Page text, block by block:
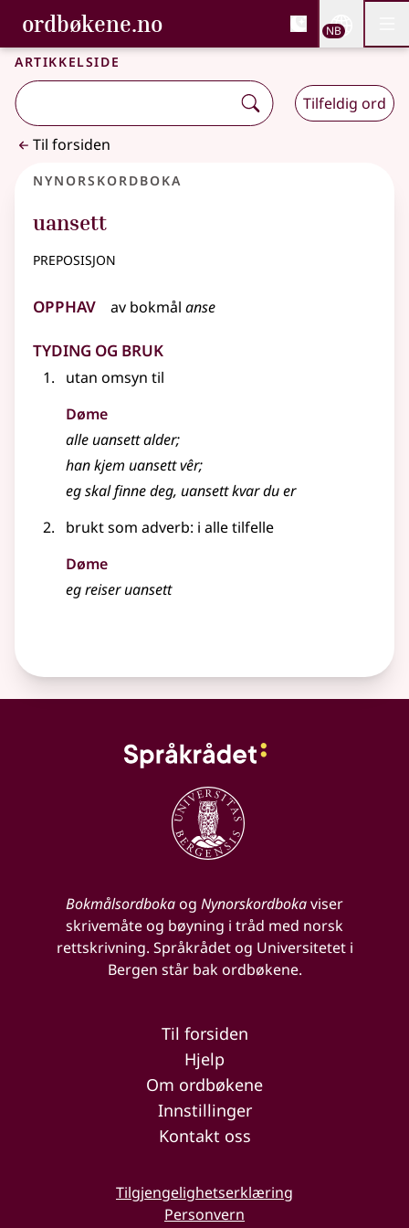
Gå til hovedinnhold
Tilgjengelighet
ordbøkene.no, Bokmålsordboka og
Bokmålsordboka og Nynorskordboka
NB
Artikkelside
Tilfeldig ord
Til forsiden
Nynorskordboka
uansett
preposisjon
Opphav av bokmål anse
Tyding og bruk
utan omsyn til
Døme
alle uansett alder;
han kjem uansett vêr;
eg skal finne deg, uansett kvar du er
brukt som adverb: i alle tilfelle
Døme
eg reiser uansett
Bokmålsordbokaog Nynorskordbokaviser
skrivemåte og bøyning i tråd med norsk
rettskrivning. Språkrådet og Universitetet i
Bergen står bak ordbøkene.
Til forsiden
Hjelp
Om ordbøkene
Innstillinger
Kontakt oss
Tilgjengelighetserklæring
Personvern